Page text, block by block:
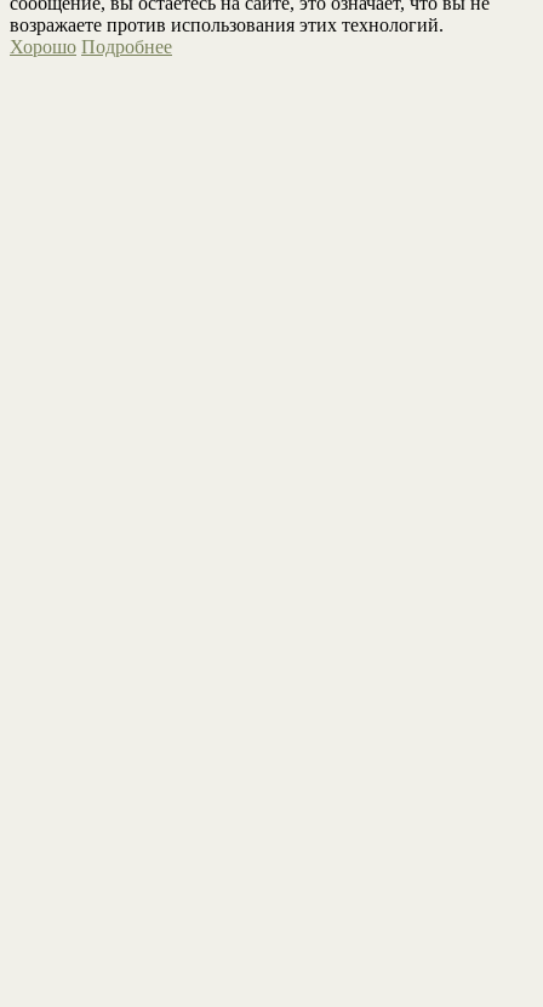
возражаете против использования этих технологий.
Хорошо Подробнее